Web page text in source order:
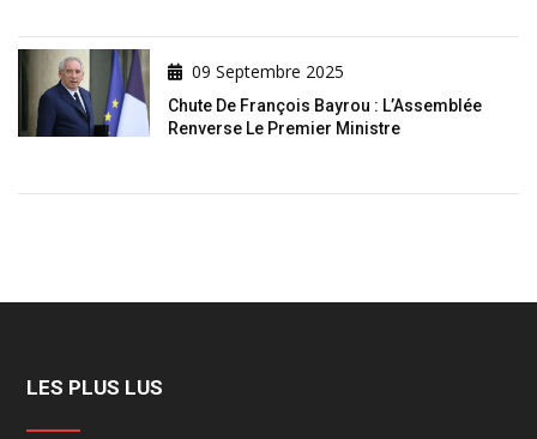
09 Septembre 2025
Chute De François Bayrou : L’Assemblée
Renverse Le Premier Ministre
LES PLUS LUS